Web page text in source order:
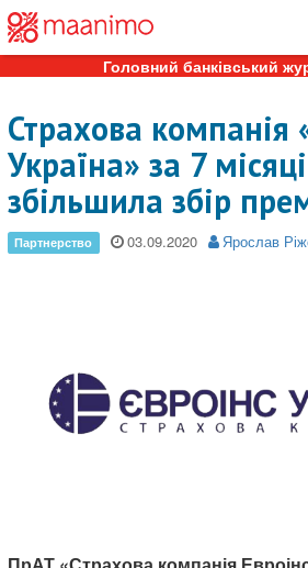
Головний банківський
Страхова компанія
Україна» за 7
збільшила збір
03.09.2020 Ярослав